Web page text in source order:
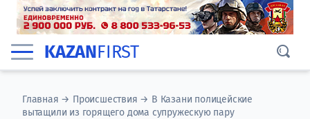
KAZANFIRST
Главная → Происшествия → В Казани полицейские
вытащили из горящего дома супружескую пару